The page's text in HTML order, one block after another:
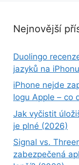
Nejnovější
Duolingo
jazyků na
iPhone nejde
logu Apple – co
Jak vyčistit
je plné (2026)
Signal vs.
zabezpečená